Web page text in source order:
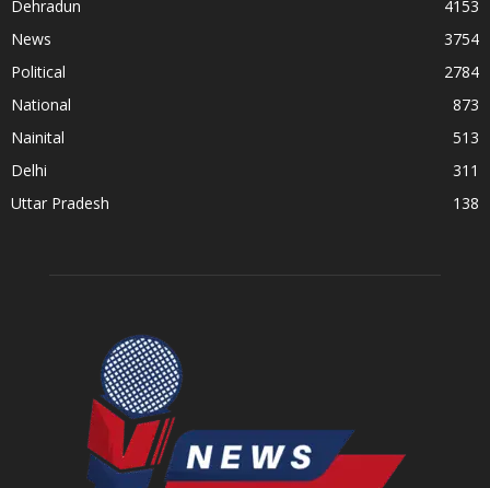
Dehradun
4153
News
3754
Political
2784
National
873
Nainital
513
Delhi
311
Uttar Pradesh
138